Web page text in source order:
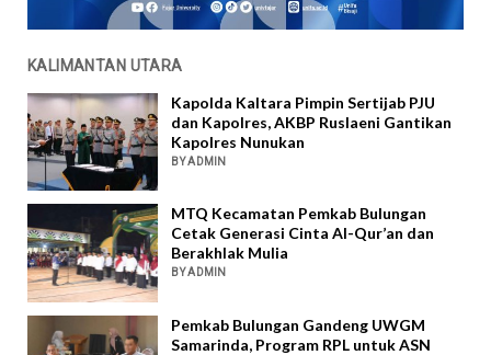
KALIMANTAN UTARA
Kapolda Kaltara Pimpin Sertijab PJU
dan Kapolres, AKBP Ruslaeni Gantikan
Kapolres Nunukan
BY ADMIN
MTQ Kecamatan Pemkab Bulungan
Cetak Generasi Cinta Al-Qur’an dan
Berakhlak Mulia
BY ADMIN
Pemkab Bulungan Gandeng UWGM
Samarinda, Program RPL untuk ASN